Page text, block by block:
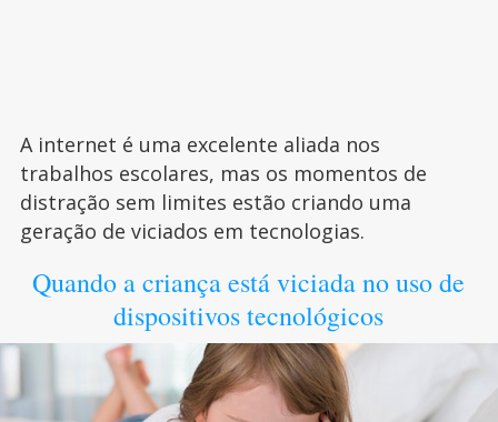
A internet é uma excelente aliada nos
trabalhos escolares, mas os momentos de
distração sem limites estão criando uma
geração de viciados em tecnologias.
Quando a criança está viciada no uso de
dispositivos tecnológicos